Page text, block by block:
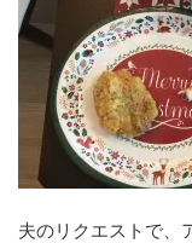
夫のリクエストで、